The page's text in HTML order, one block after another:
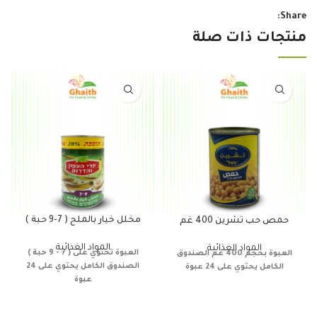
Share:
منتجات ذات صلة
حمص حب تشرين 400 غم
المواد الغذائيةالعبوة بحجم 400 غم
الصندوق
الكامل يحتوي على 24 عبوة
مخلل خيار بالملح ( 7-9 حبة )
المواد الغذائية
العبوة تحتوي على ( 7 - 9 حبة )
الصندوق الكامل يحتوي على 24
عبوة